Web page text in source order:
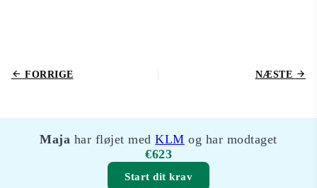
FORRIGE NÆSTE
Maja har fløjet medKLM og har modtaget
€623
Start dit krav